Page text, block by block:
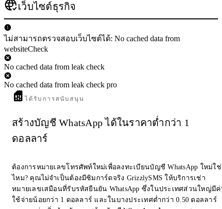
เว็บไซต์ธุรกิจ
ไม่สามารถตรวจสอบเว็บไซต์ได้: No cached data from
websiteCheck
No cached data from leak check
No cached data from leak check pro
ได้รับการสนับสนุน
สร้างบัญชี WhatsApp ได้ในราคาต่ำกว่า 1
ดอลลาร์
ต้องการหมายเลขโทรศัพท์ใหม่เพื่อลงทะเบียนบัญชี WhatsApp ใหม่ใช่
ไหม? คุณไม่จำเป็นต้องมีซิมการ์ดจริง GrizzlySMS ให้บริการเช่า
หมายเลขเสมือนที่รับรหัสยืนยัน WhatsApp ซึ่งในประเทศส่วนใหญ่มีค่
ใช้จ่ายน้อยกว่า 1 ดอลลาร์ และในบางประเทศต่ำกว่า 0.50 ดอลลาร์